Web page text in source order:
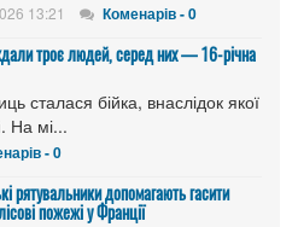
13:21 Коменарів - 0
троє людей, серед них — 16-річна
сталася бійка, внаслідок якої
На мі...
- 0
рятувальники допомагають гасити
пожежі у Франції